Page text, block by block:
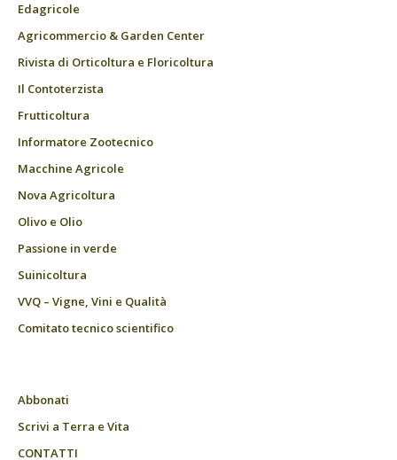
Edagricole
Agricommercio & Garden Center
Rivista di Orticoltura e Floricoltura
Il Contoterzista
Frutticoltura
Informatore Zootecnico
Macchine Agricole
Nova Agricoltura
Olivo e Olio
Passione in verde
Suinicoltura
VVQ – Vigne, Vini e Qualità
Comitato tecnico scientifico
Abbonati
Scrivi a Terra e Vita
CONTATTI